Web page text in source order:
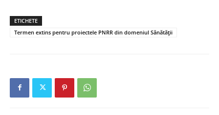
ETICHETE
Termen extins pentru proiectele PNRR din domeniul Sănătății